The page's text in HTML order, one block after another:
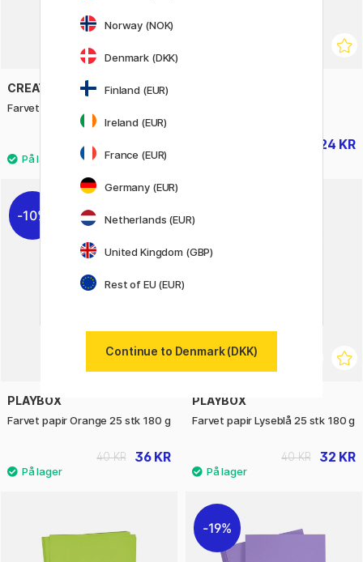
CREATIV COMPANY
Farvet papir Gul A4 180g 20-pak
24 KR
10%
PLAYBOX
Farvet papir Orange 25 stk 180 g
36 KR
40 KR
PLAYBOX
Farvet papir Lyseblå 25 stk 180 g
32 KR
40 KR
19%
Norway (NOK)
Denmark (DKK)
Finland (EUR)
Ireland (EUR)
France (EUR)
Germany (EUR)
Netherlands (EUR)
United Kingdom (GBP)
Rest of EU (EUR)
Continue to Denmark (DKK)